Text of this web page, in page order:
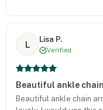
L
Lisa P.
Verified
Beautiful ankle chain
Beautiful ankle chain